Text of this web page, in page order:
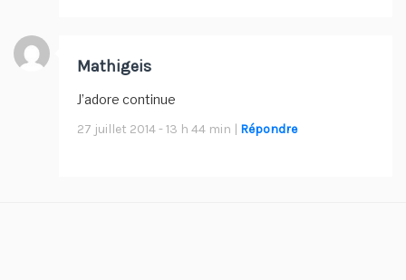
Mathigeis
J’adore continue
27 juillet 2014 - 13 h 44 min | Répondre